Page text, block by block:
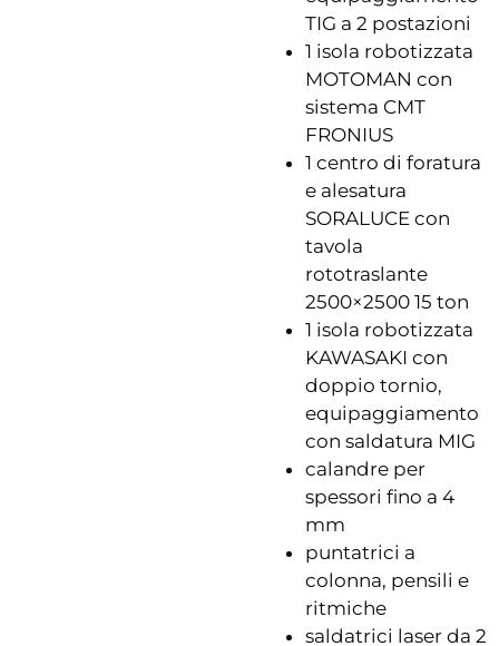
TIG a 2 postazioni
1 isola robotizzata
MOTOMAN con
sistema CMT
FRONIUS
1 centro di foratura
e alesatura
SORALUCE con
tavola
rototraslante
2500×2500 15 ton
1 isola robotizzata
KAWASAKI con
doppio tornio,
equipaggiamento
con saldatura MIG
calandre per
spessori fino a 4
mm
puntatrici a
colonna, pensili e
ritmiche
saldatrici laser da 2